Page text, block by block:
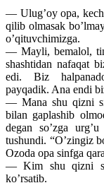
— Ulug’oy opa,
qilib olmasak
o’qituvchimizga.
— Mayli, bemalol,
shashtidan nafaqat
edi. Biz
payqadik. Ana endi
— Mana shu qizni
bilan gaplashib
degan so’zga
tushundi. “O’zingiz
Ozoda opa sinfga
— Kim shu qizni
ko’rsatib.